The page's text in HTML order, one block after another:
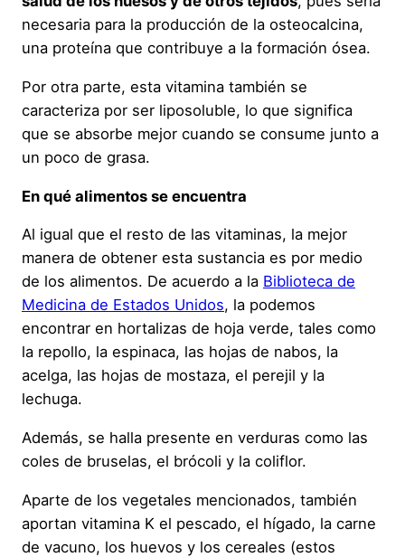
necesaria para la producción de la osteocalcina,
una proteína que contribuye a la formación ósea.
Por otra parte, esta vitamina también se
caracteriza por ser liposoluble, lo que significa
que se absorbe mejor cuando se consume junto a
un poco de grasa.
En qué alimentos se encuentra
Al igual que el resto de las vitaminas, la mejor
manera de obtener esta sustancia es por medio
de los alimentos. De acuerdo a la Biblioteca de
Medicina de Estados Unidos, la podemos
encontrar en hortalizas de hoja verde, tales como
la repollo, la espinaca, las hojas de nabos, la
acelga, las hojas de mostaza, el perejil y la
lechuga.
Además, se halla presente en verduras como las
coles de bruselas, el brócoli y la coliflor.
Aparte de los vegetales mencionados, también
aportan vitamina K el pescado, el hígado, la carne
de vacuno, los huevos y los cereales (estos